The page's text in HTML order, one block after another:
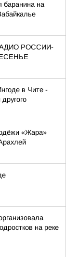
баранина на
РОССИИ-
в Чите -
«Жара»
на реке